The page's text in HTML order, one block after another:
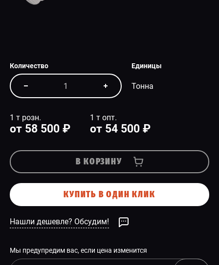
Количество Единицы
Тонна
1 т розн.
от 58 500 ₽
1 т опт.
от 54 500 ₽
В КОРЗИНУ
КУПИТЬ В ОДИН КЛИК
Нашли дешевле? Обсудим!
Мы предупредим вас, если цена изменится